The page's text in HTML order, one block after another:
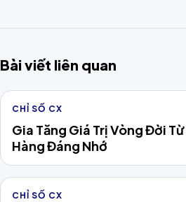
Bài viết liên quan
CHỈ SỐ CX
Gia Tăng Giá Trị Vòng Đời Từ Trải Nghiệm Khách
Hàng Đáng Nhớ
CHỈ SỐ CX